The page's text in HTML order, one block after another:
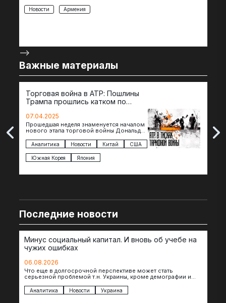
Новости Армения
-->
Важные материалы
Торговая война в АТР: Пошлины
Трампа прошлись катком по
07.04.2025
Прошедшая неделя знаменуется началом
нового этапа торговой войны Дональда
импорта из более 100 стран…
Аналитика Новости Китай США
Южная Корея Япония
The
Последние новости
Минус социальный капитал. И вновь об учебе на
чужих ошибках
06.08.2026
Что еще в долгосрочной перспективе может стать
серьезной проблемой т.н. Украины, кроме демографии и
которых будет…
Аналитика Новости Украина